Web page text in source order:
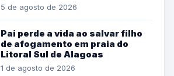
5 de agosto de 2026
Pai perde a vida ao salvar filho
de afogamento em praia do
Litoral Sul de Alagoas
1 de agosto de 2026